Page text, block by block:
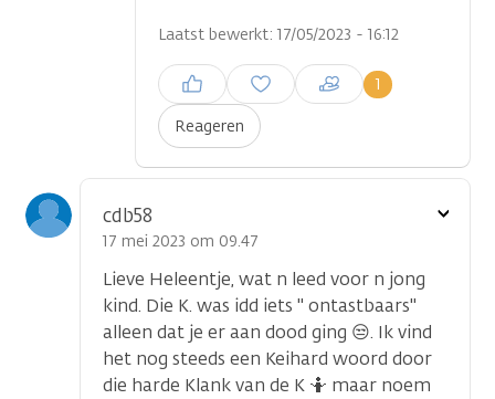
Laatst bewerkt: 17/05/2023 - 16:12
Reageren
1
Inloggen om een reactie te
plaatsen
cdb58
17 mei 2023 om 09.47
Lieve Heleentje, wat n leed voor n jong
kind. Die K. was idd iets " ontastbaars"
alleen dat je er aan dood ging 😒. Ik vind
het nog steeds een Keihard woord door
die harde Klank van de K 🤷 maar noem
Toon